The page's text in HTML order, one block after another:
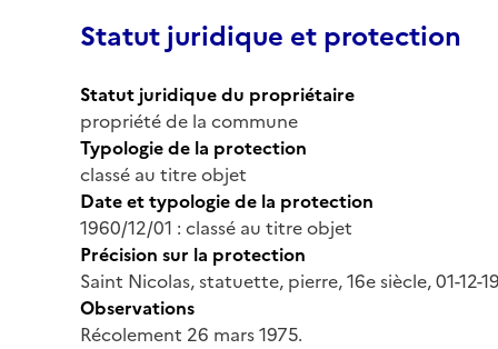
Statut juridique et protection
Statut juridique du propriétaire
propriété de la commune
Typologie de la protection
classé au titre objet
Date et typologie de la protection
1960/12/01 : classé au titre objet
Précision sur la protection
Saint Nicolas, statuette, pierre, 16e siècle, 01-12-
Observations
Récolement 26 mars 1975.